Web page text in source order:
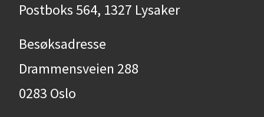
Postboks 564, 1327 Lysaker
Besøksadresse
Drammensveien 288
0283 Oslo